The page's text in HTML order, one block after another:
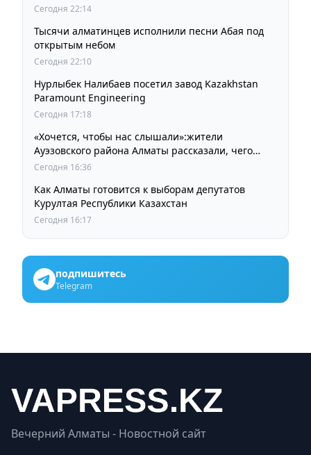
Сегодня 22:14
Тысячи алматинцев исполнили песни Абая под
открытым небом
Сегодня 22:10
Нурлыбек Налибаев посетил завод Kazakhstan
Paramount Engineering
Сегодня 17:18
«Хочется, чтобы нас слышали»:жители
Ауэзовского района Алматы рассказали, чего
ждут от выборов депутатов Курултая
Сегодня 16:36
Как Алматы готовится к выборам депутатов
Курултая Республики Казахстан
Сегодня 16:17
подпишитесь
Telegram
Вечерний Алматы - Новостной сайт